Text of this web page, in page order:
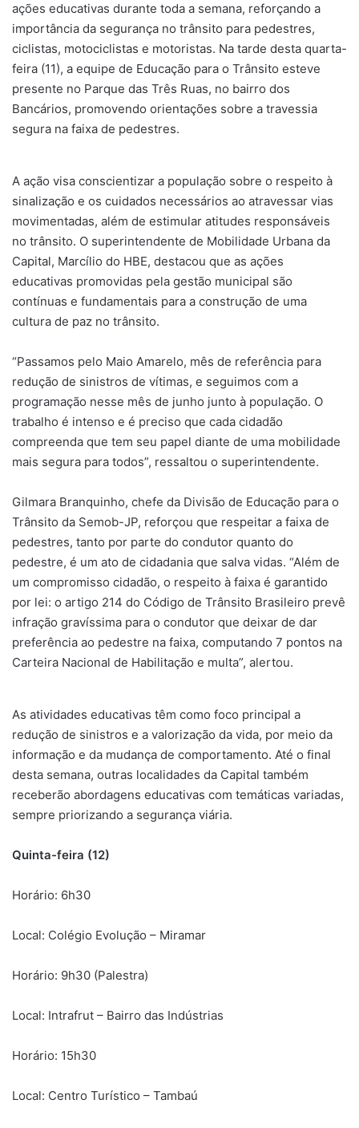
ações educativas durante toda a semana, reforçando a
importância da segurança no trânsito para pedestres,
ciclistas, motociclistas e motoristas. Na tarde desta quarta-
feira (11), a equipe de Educação para o Trânsito esteve
presente no Parque das Três Ruas, no bairro dos
Bancários, promovendo orientações sobre a travessia
segura na faixa de pedestres.
A ação visa conscientizar a população sobre o respeito à
sinalização e os cuidados necessários ao atravessar vias
movimentadas, além de estimular atitudes responsáveis
no trânsito. O superintendente de Mobilidade Urbana da
Capital, Marcílio do HBE, destacou que as ações
educativas promovidas pela gestão municipal são
contínuas e fundamentais para a construção de uma
cultura de paz no trânsito.
“Passamos pelo Maio Amarelo, mês de referência para
redução de sinistros de vítimas, e seguimos com a
programação nesse mês de junho junto à população. O
trabalho é intenso e é preciso que cada cidadão
compreenda que tem seu papel diante de uma mobilidade
mais segura para todos”, ressaltou o superintendente.
Gilmara Branquinho, chefe da Divisão de Educação para o
Trânsito da Semob-JP, reforçou que respeitar a faixa de
pedestres, tanto por parte do condutor quanto do
pedestre, é um ato de cidadania que salva vidas. “Além de
um compromisso cidadão, o respeito à faixa é garantido
por lei: o artigo 214 do Código de Trânsito Brasileiro prevê
infração gravíssima para o condutor que deixar de dar
preferência ao pedestre na faixa, computando 7 pontos na
Carteira Nacional de Habilitação e multa”, alertou.
As atividades educativas têm como foco principal a
redução de sinistros e a valorização da vida, por meio da
informação e da mudança de comportamento. Até o final
desta semana, outras localidades da Capital também
receberão abordagens educativas com temáticas variadas,
sempre priorizando a segurança viária.
Quinta-feira (12)
Horário: 6h30
Local: Colégio Evolução – Miramar
Horário: 9h30 (Palestra)
Local: Intrafrut – Bairro das Indústrias
Horário: 15h30
Local: Centro Turístico – Tambaú